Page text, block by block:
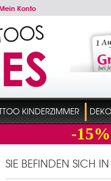
Konto
KINDERZIMMER
-15%
SIE BEFINDEN SICH